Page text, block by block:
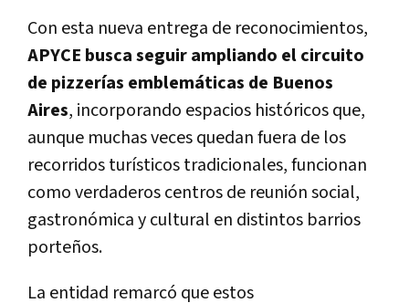
Con esta nueva entrega de reconocimientos,
APYCE busca seguir ampliando el circuito
de pizzerías emblemáticas de Buenos
Aires, incorporando espacios históricos que,
aunque muchas veces quedan fuera de los
recorridos turísticos tradicionales, funcionan
como verdaderos centros de reunión social,
gastronómica y cultural en distintos barrios
porteños.
La entidad remarcó que estos